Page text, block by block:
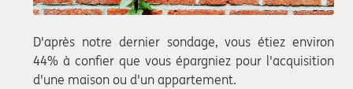
D'après notre dernier sondage, vous étiez environ
44% à confier que vous épargniez pour l'acquisition
d'une maison ou d'un appartement.